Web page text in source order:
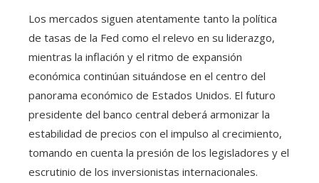
Los mercados siguen atentamente tanto la política
de tasas de la Fed como el relevo en su liderazgo,
mientras la inflación y el ritmo de expansión
económica continúan situándose en el centro del
panorama económico de Estados Unidos. El futuro
presidente del banco central deberá armonizar la
estabilidad de precios con el impulso al crecimiento,
tomando en cuenta la presión de los legisladores y el
escrutinio de los inversionistas internacionales.